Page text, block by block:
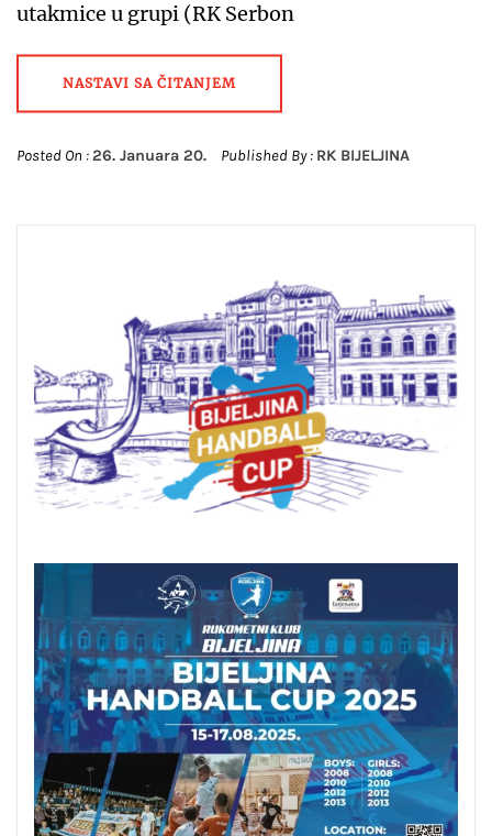
utakmice u grupi (RK Serbon
NASTAVI SA ČITANJEM
Posted On :26. Januara 20. Published By : RK BIJELJINA